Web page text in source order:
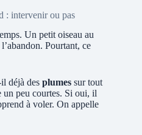
: intervenir ou pas
Un petit oiseau au
Pourtant, ce
déjà des plumes sur tout
un peu courtes. Si oui, il
à voler. On appelle